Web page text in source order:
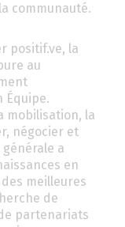
communauté.
positif.ve, la
au
Équipe.
mobilisation, la
négocier et
a
en
meilleures
de
partenariats